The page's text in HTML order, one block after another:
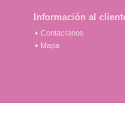
Información al
Contactanos
Mapa